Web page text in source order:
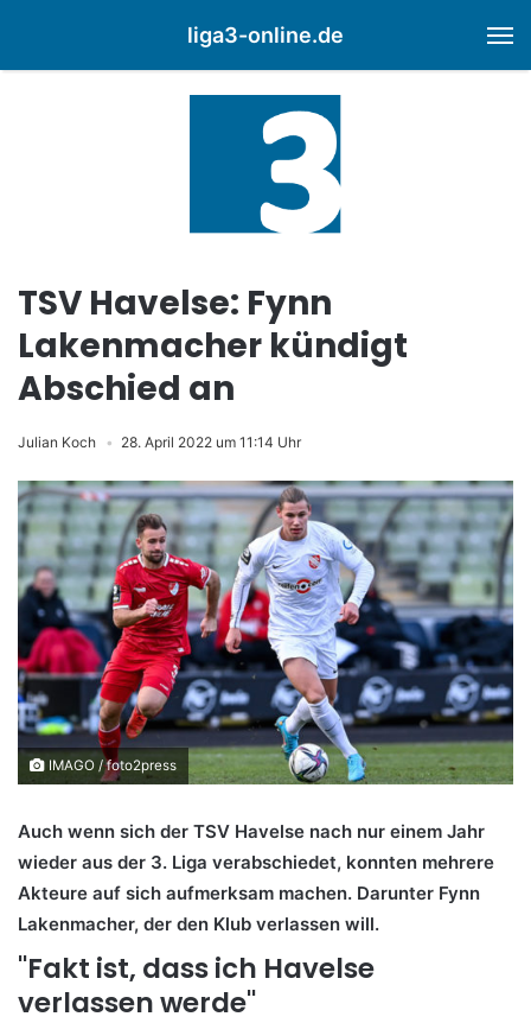
liga3-online.de
TSV Havelse: Fynn
Lakenmacher kündigt
Abschied an
Julian Koch 28. April 2022 um 11:14 Uhr
IMAGO / foto2press
Auch wenn sich der TSV Havelse nach nur einem Jahr
wieder aus der 3. Liga verabschiedet, konnten mehrere
Akteure auf sich aufmerksam machen. Darunter Fynn
Lakenmacher, der den Klub verlassen will.
"Fakt ist, dass ich Havelse
verlassen werde"